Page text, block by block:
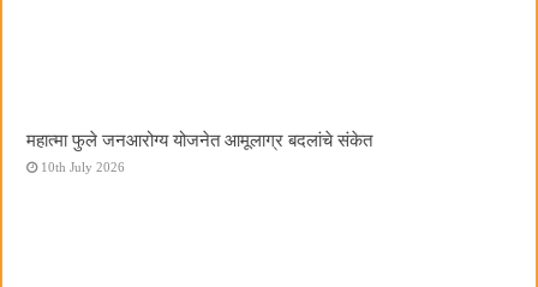
महात्मा फुले जनआरोग्य योजनेत आमूलाग्र बदलांचे संकेत
10th July 2026